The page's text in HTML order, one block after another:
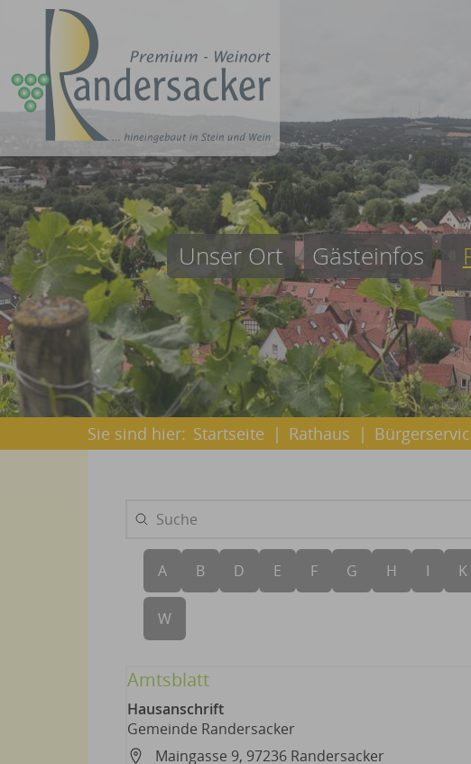
Unser Ort Gästeinfos
Sie sind hier: Startseite | Rathaus |
A B D E F G H I K
W
27 Ergebnisse gefunden
Amtsblatt
Hausanschrift
Gemeinde Randersacker
Maingasse 9, 97236 Randersacker